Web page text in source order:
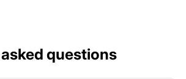
questions